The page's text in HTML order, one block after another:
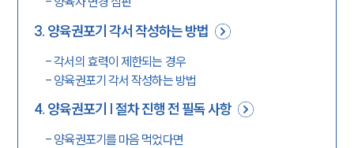
3. 양육권포기 각서 작성하는 방법
-각서의 효력이 제한되는 경우
- 양육권포기 각서 작성하는 방법
4. 양육권포기 | 절차 진행 전 필독 사항
- 양육권포기를 마음 먹었다면